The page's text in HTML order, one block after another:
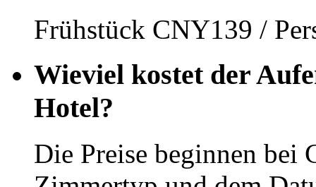
Frühstück CNY139 /
Wieviel kostet der
Hotel?
Die Preise beginnen bei